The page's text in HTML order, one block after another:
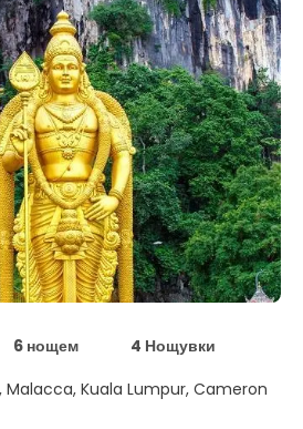
6 нощем
4 Нощувки
Malacca, Kuala Lumpur, Cameron